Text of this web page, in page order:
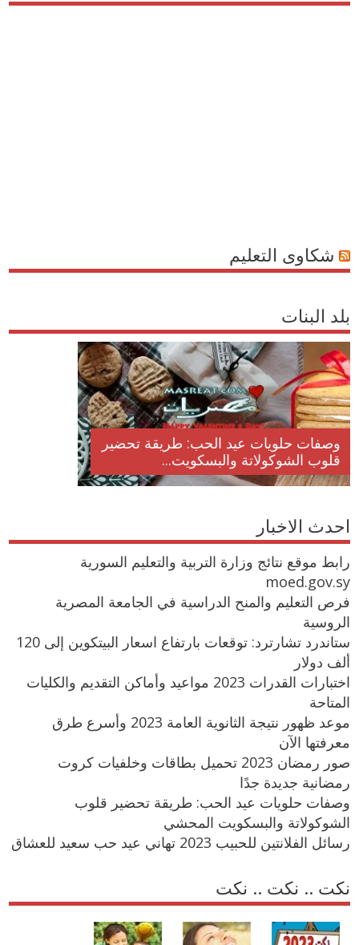
شكاوى التعليم
بلد البنات
وصفات حلويات عيد الحب: طريقة تحضير
قلوب الشوكولاتة والبسكويت...
احدث الاخبار
رابط موقع نتائج وزارة التربية والتعليم السورية
moed.gov.sy
فرص التعليم والمنح الدراسية في الجامعة المصرية
الروسية
ستاندرد تشارترد: توقعات بارتفاع اسعار البيتكوين إلى 120
ألف دولار
اختبارات القدرات 2023 مواعيد وأماكن التقديم والكليات
المتاحة
موعد ظهور نتيجة الثانوية العامة 2023 وأسرع طرق
معرفتها الآن
صور رمضان 2023 تحميل بطاقات وخلفيات كروت
رمضانية جديدة جدًا
وصفات حلويات عيد الحب: طريقة تحضير قلوب
الشوكولاتة والبسكويت المحشي
رسائل الفلانتين للحبيب 2023 تهاني عيد حب سعيد للعشاق
نكت .. نكت .. نكت